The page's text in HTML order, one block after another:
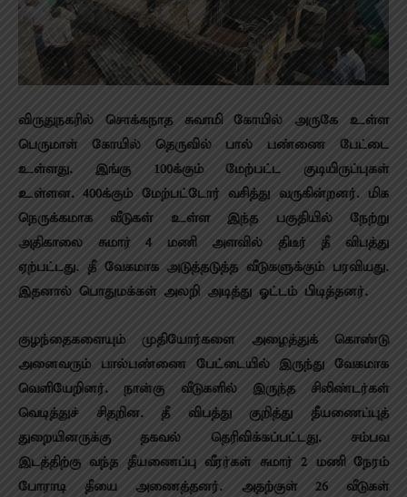
விருதுநகரில் சொக்கநாத சுவாமி கோயில் அருகே உள்ள
பெருமாள் கோயில் தெருவில் பால் பண்ணை பேட்டை
உள்ளது. இங்கு 100க்கும் மேற்பட்ட குடியிருப்புகள்
உள்ளன. 400க்கும் மேற்பட்டோர் வசித்து வருகின்றனர். மிக
நெருக்கமாக வீடுகள் உள்ள இந்த பகுதியில் நேற்று
அதிகாலை சுமார் 4 மணி அளவில் திடீர் தீ விபத்து
ஏற்பட்டது. தீ வேகமாக அடுத்தடுத்த வீடுகளுக்கும் பரவியது.
இதனால் பொதுமக்கள் அலறி அடித்து ஓட்டம் பிடித்தனர்.
குழந்தைகளையும் முதியோர்களை அழைத்துக் கொண்டு
அனைவரும் பால்பண்ணை பேட்டையில் இருந்து வேகமாக
வெளியேறினர். நான்கு வீடுகளில் இருந்த சிலிண்டர்கள்
வெடித்துச் சிதறின. தீ விபத்து குறித்து தீயணைப்புத்
துறையினருக்கு தகவல் தெரிவிக்கப்பட்டது. சம்பவ
இடத்திற்கு வந்த தீயணைப்பு வீரர்கள் சுமார் 2 மணி நேரம்
போராடி தீயை அணைத்தனர். அதற்குள் 26 வீடுகள்